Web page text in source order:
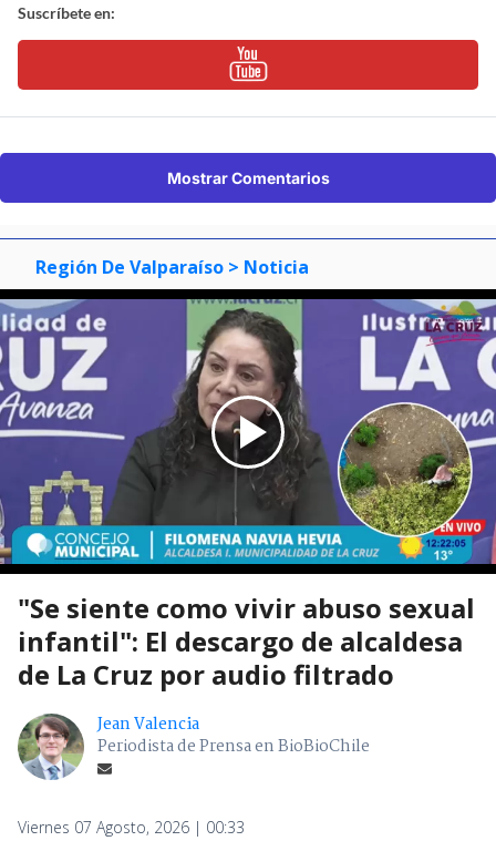
Suscríbete en:
Mostrar Comentarios
Región De Valparaíso > Noticia
"Se siente como vivir abuso sexual
infantil": El descargo de alcaldesa
de La Cruz por audio filtrado
Jean Valencia
Periodista de Prensa en BioBioChile
Viernes 07 Agosto, 2026 | 00:33